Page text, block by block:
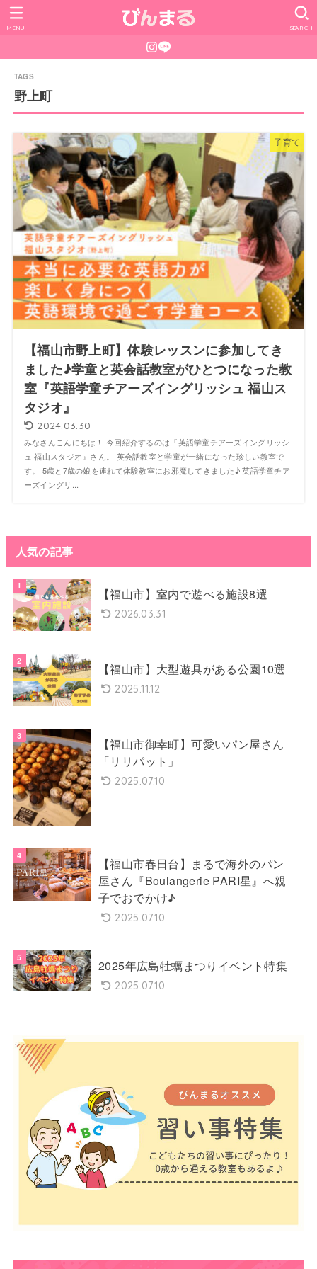
SEARCH
MENU
野上町
子育て
【福山市野上町】体験レッスンに参加してき
ました♪学童と英会話教室がひとつになった教
室『英語学童チアーズイングリッシュ 福山ス
タジオ』
2024.03.30
みなさんこんにちは！ 今回紹介するのは『英語学童チアーズイングリッシ
ュ 福山スタジオ』さん。 英会話教室と学童が一緒になった珍しい教室で
す。 5歳と7歳の娘を連れて体験教室にお邪魔してきました♪ 英語学童チア
ーズイングリ...
人気の記事
【福山市】室内で遊べる施設8選
2026.03.31
【福山市】大型遊具がある公園10選
2025.11.12
【福山市御幸町】可愛いパン屋さん
「リリパット」
2025.07.10
【福山市春日台】まるで海外のパン
屋さん『Boulangerie PARI星』へ親
子でおでかけ♪
2025.07.10
2025年広島牡蠣まつりイベント特集
2025.07.10